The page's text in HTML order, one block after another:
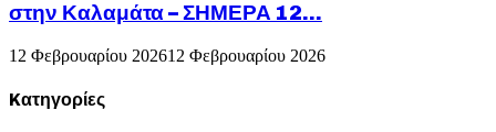
στην Καλαμάτα – ΣΗΜΕΡΑ 12...
12 Φεβρουαρίου 202612 Φεβρουαρίου 2026
Kατηγορίες